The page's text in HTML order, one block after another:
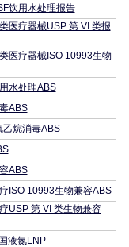
饮用水处理报告
医疗器械USP 第 VI 类报
医疗器械ISO 10993生物
水处理ABS
ABS
乙烷消毒ABS
ABS
ISO 10993生物兼容ABS
USP 第 VI 类生物兼容
液氮LNP